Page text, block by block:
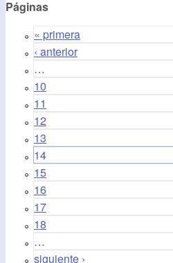
Páginas
« primera
‹ anterior
…
10
11
12
13
14
15
16
17
18
…
siguiente ›